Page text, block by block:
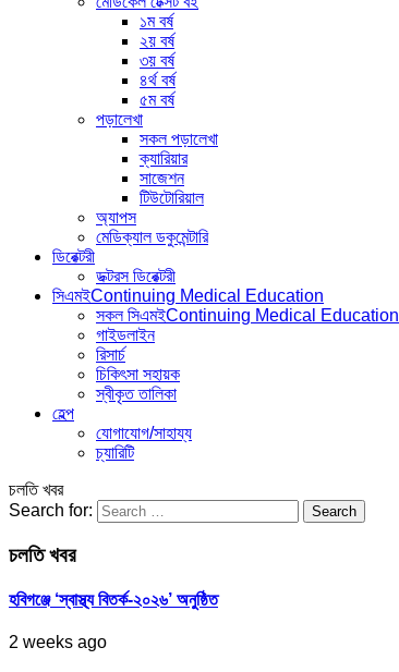
১ম বর্ষ
২য় বর্ষ
৩য় বর্ষ
৪র্থ বর্ষ
৫ম বর্ষ
পড়ালেখা
সকল পড়ালেখা
ক্যারিয়ার
সাজেশন
টিউটোরিয়াল
অ্যাপস
মেডিক্যাল ডকুমেন্টারি
ডিরেক্টরী
ডক্টরস ডিরেক্টরী
সিএমইContinuing Medical Education
সকল সিএমইContinuing Medical Education
গাইডলাইন
রিসার্চ
চিকিৎসা সহায়ক
স্বীকৃত তালিকা
হেল্প
যোগাযোগ/সাহায্য
চ্যারিটি
চলতি খবর
Search for:
চলতি খবর
হবিগঞ্জে ‘স্বাস্থ্য বিতর্ক-২০২৬’ অনুষ্ঠিত
2 weeks ago